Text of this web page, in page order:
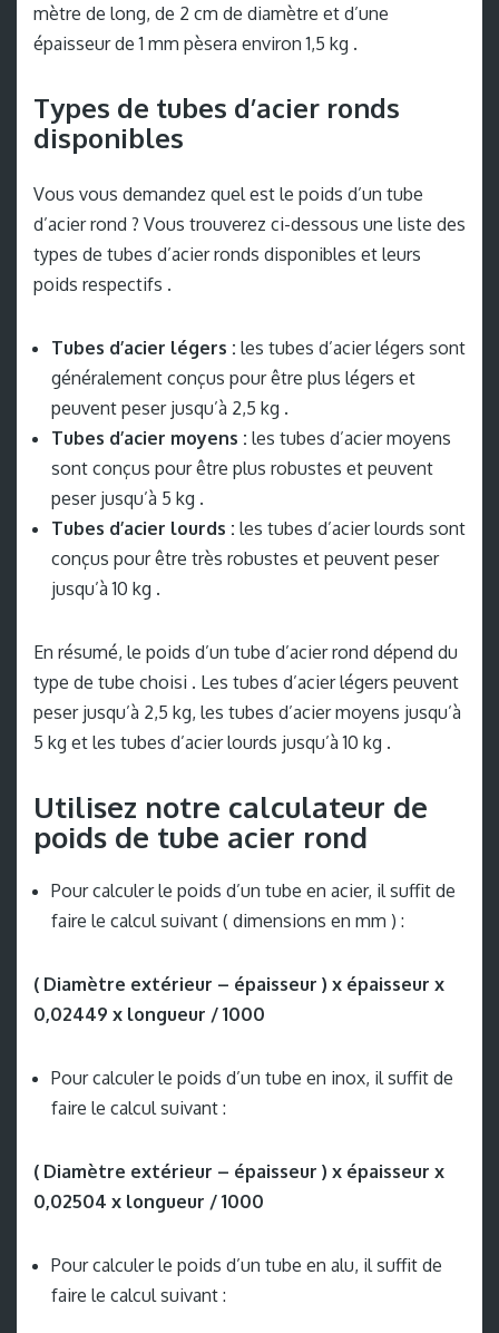
mètre de long, de 2 cm de diamètre et d’une
épaisseur de 1 mm pèsera environ 1,5 kg .
Types de tubes d’acier ronds
disponibles
Vous vous demandez quel est le poids d’un tube
d’acier rond ? Vous trouverez ci-dessous une liste des
types de tubes d’acier ronds disponibles et leurs
poids respectifs .
Tubes d’acier légers : les tubes d’acier légers sont
généralement conçus pour être plus légers et
peuvent peser jusqu’à 2,5 kg .
Tubes d’acier moyens : les tubes d’acier moyens
sont conçus pour être plus robustes et peuvent
peser jusqu’à 5 kg .
Tubes d’acier lourds : les tubes d’acier lourds sont
conçus pour être très robustes et peuvent peser
jusqu’à 10 kg .
En résumé, le poids d’un tube d’acier rond dépend du
type de tube choisi . Les tubes d’acier légers peuvent
peser jusqu’à 2,5 kg, les tubes d’acier moyens jusqu’à
5 kg et les tubes d’acier lourds jusqu’à 10 kg .
Utilisez notre calculateur de
poids de tube acier rond
Pour calculer le poids d’un tube en acier, il suffit de
faire le calcul suivant ( dimensions en mm ) :
( Diamètre extérieur – épaisseur ) x épaisseur x
0,02449 x longueur / 1000
Pour calculer le poids d’un tube en inox, il suffit de
faire le calcul suivant :
( Diamètre extérieur – épaisseur ) x épaisseur x
0,02504 x longueur / 1000
Pour calculer le poids d’un tube en alu, il suffit de
faire le calcul suivant :